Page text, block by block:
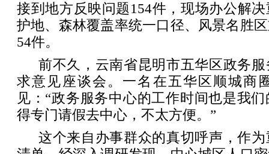
接到地方反映问题154件，现场办公解
护地、森林覆盖率统一口径、风景名胜
54件。
前不久，云南省昆明市五华区政务
求意见座谈会。一名在五华区顺城商
见：“政务服务中心的工作时间也是我
得专门请假去中心，不太方便。”
这个来自办事群众的真切呼声，作